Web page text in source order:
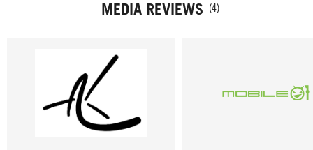
MEDIA REVIEWS (4)